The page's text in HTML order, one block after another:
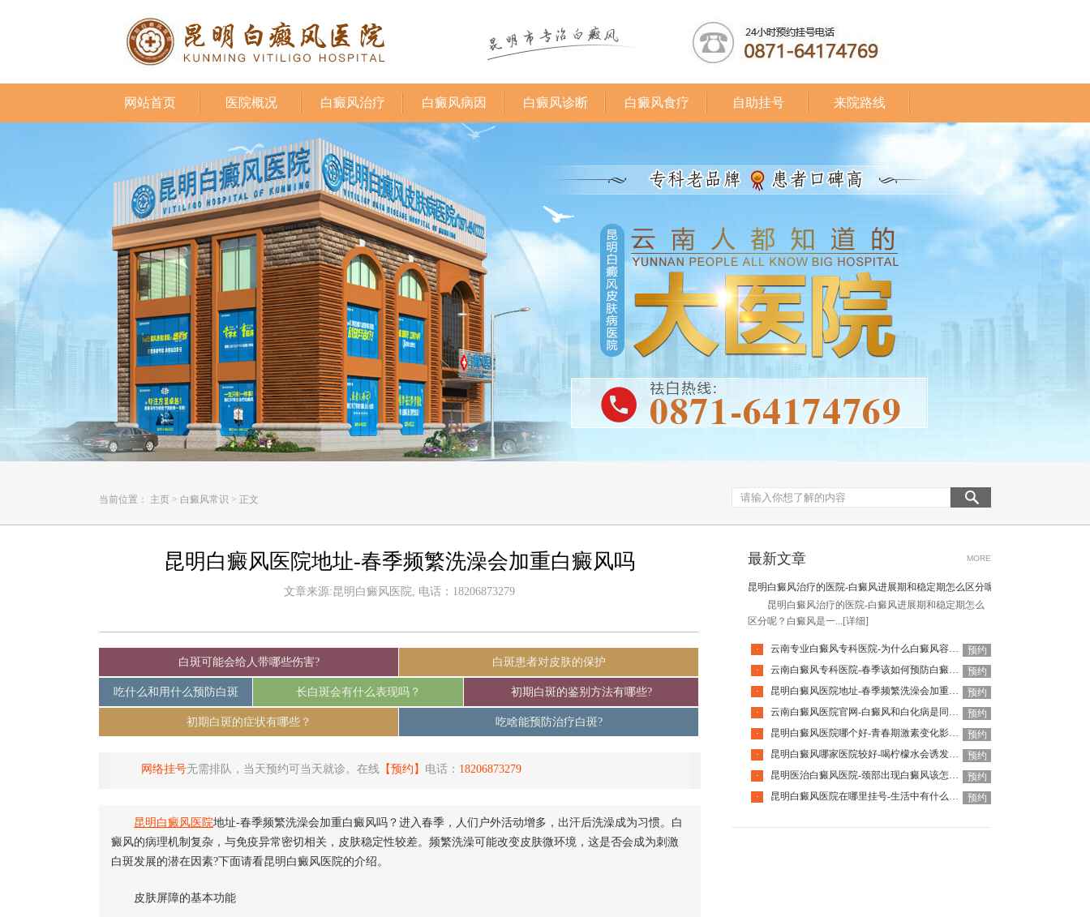
网站首页 医院概况 白癜风治疗 白癜风病因 白癜风诊断 白癜风食疗 自助挂号 来院路线
当前位置： 主页 > 白癜风常识 > 正文
昆明白癜风医院地址-春季频繁洗澡会加重白癜风吗
文章来源:昆明白癜风医院, 电话：18206873279
白斑可能会给人带哪些伤害? 白斑患者对皮肤的保护
吃什么和用什么预防白斑 长白斑会有什么表现吗？ 初期白斑的鉴别方法有哪些?
初期白斑的症状有哪些？ 吃啥能预防治疗白斑?
网络挂号无需排队，当天预约可当天就诊。在线 【预约】 电话： 18206873279
昆明白癜风医院地址-春季频繁洗澡会加重白癜风吗？进入春季，人们户外活动增多，出汗后洗澡成为习惯。白
癜风的病理机制复杂，与免疫异常密切相关，皮肤稳定性较差。频繁洗澡可能改变皮肤微环境，这是否会成为刺激
白斑发展的潜在因素?下面请看昆明白癜风医院的介绍。
皮肤屏障的基本功能
最新文章 MORE
昆明白癜风治疗的医院-白癜风进展期和稳定期怎么区分呢
昆明白癜风治疗的医院-白癜风进展期和稳定期怎么
区分呢？​白癜风是一... [详细]
· 云南专业白癜风专科医院-为什么白癜风容易出现在四肢呢
预约
·
云南白癜风专科医院-春季该如何预防白癜风呢
预约
·
昆明白癜风医院地址-春季频繁洗澡会加重白癜风吗
预约
·
云南白癜风医院官网-白癜风和白化病是同一种病吗
预约
·
昆明白癜风医院哪个好-青春期激素变化影响白癜风吗
预约
·
昆明白癜风哪家医院较好-喝柠檬水会诱发白癜风吗
预约
·
昆明医治白癜风医院-颈部出现白癜风该怎么护理呢
预约
·
昆明白癜风医院在哪里挂号-生活中有什么方法可以预防白癜风 预约